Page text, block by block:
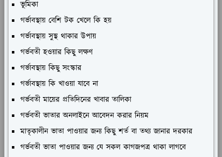
ভূমিকা
গর্ভাবস্থায় বেশি টক খেলে কি হয়
গর্ভাবস্থায় সুস্থ থাকার উপায়
গর্ভবতী হওয়ার কিছু লক্ষণ
গর্ভাবস্থায় কিছু সংস্কার
গর্ভাবস্থায় কি খাওয়া যাবে না
গর্ভবতী মায়ের প্রতিদিনের খাবার তালিকা
গর্ভবতী ভাতার অনলাইনে আবেদন করার নিয়ম
মাতৃকালীন ভাতা পাওয়ার জন্য কিছু শর্ত বা তথ্য জানার দরকার
গর্ভবতী ভাতা পাওয়ার জন্য যে সকল কাগজপত্র থাকা লাগবে